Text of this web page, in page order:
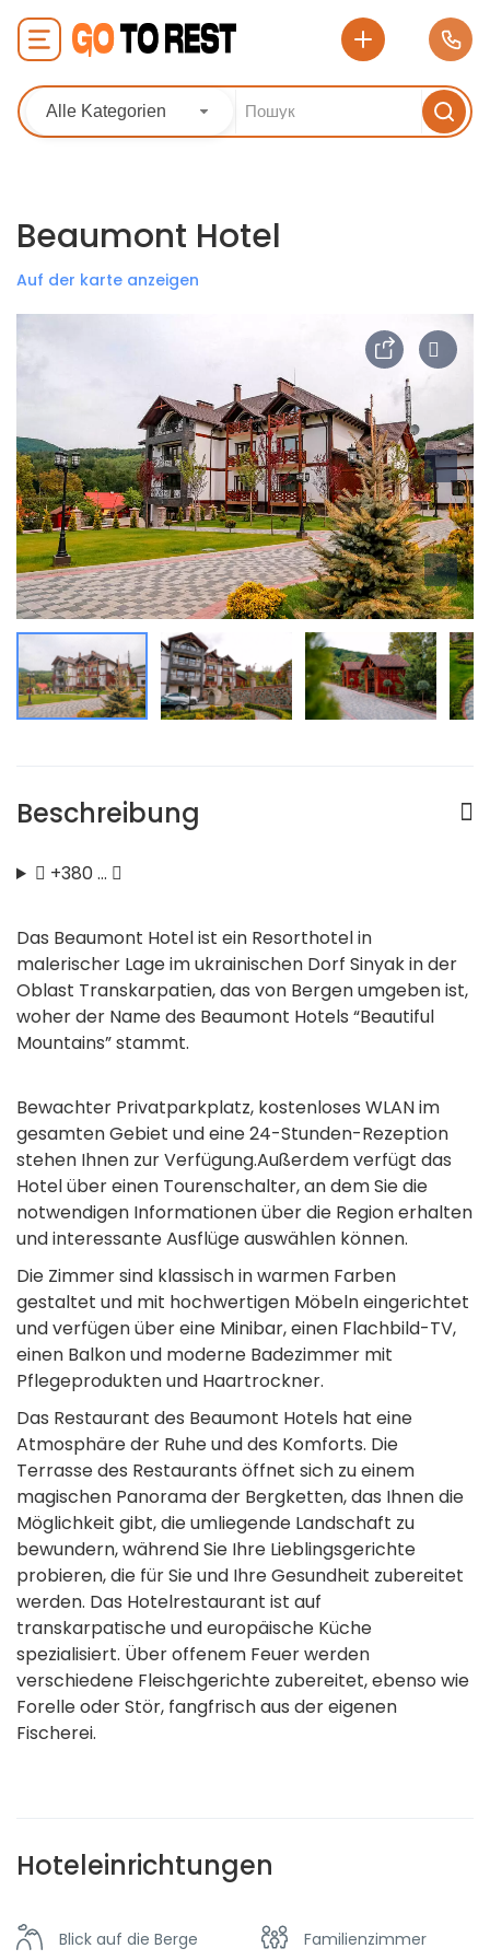
Alle Kategorien
Beaumont Hotel
Auf der karte anzeigen
Beschreibung
+380 …
Das Beaumont Hotel ist ein Resorthotel in
malerischer Lage im ukrainischen Dorf Sinyak in der
Oblast Transkarpatien, das von Bergen umgeben ist,
woher der Name des Beaumont Hotels “Beautiful
Mountains” stammt.
Bewachter Privatparkplatz, kostenloses WLAN im
gesamten Gebiet und eine 24-Stunden-Rezeption
stehen Ihnen zur Verfügung.Außerdem verfügt das
Hotel über einen Tourenschalter, an dem Sie die
notwendigen Informationen über die Region erhalten
und interessante Ausflüge auswählen können.
Die Zimmer sind klassisch in warmen Farben
gestaltet und mit hochwertigen Möbeln eingerichtet
und verfügen über eine Minibar, einen Flachbild-TV,
einen Balkon und moderne Badezimmer mit
Pflegeprodukten und Haartrockner.
Das Restaurant des Beaumont Hotels hat eine
Atmosphäre der Ruhe und des Komforts. Die
Terrasse des Restaurants öffnet sich zu einem
magischen Panorama der Bergketten, das Ihnen die
Möglichkeit gibt, die umliegende Landschaft zu
bewundern, während Sie Ihre Lieblingsgerichte
probieren, die für Sie und Ihre Gesundheit zubereitet
werden. Das Hotelrestaurant ist auf
transkarpatische und europäische Küche
spezialisiert. Über offenem Feuer werden
verschiedene Fleischgerichte zubereitet, ebenso wie
Forelle oder Stör, fangfrisch aus der eigenen
Fischerei.
Hoteleinrichtungen
Blick auf die Berge Familienzimmer